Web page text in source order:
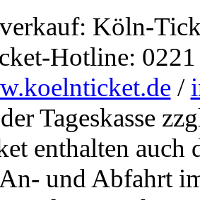
Köln-
Hotline:
/
Tageskasse
enthalten auch
und Abfahrt